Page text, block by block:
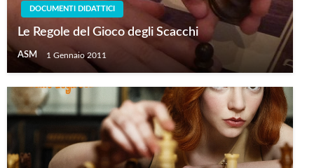
DOCUMENTI DIDATTICI
Le Regole del Gioco degli Scacchi
ASM 1 Gennaio 2011